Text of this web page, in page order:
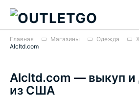
Главная Магазины Одежда
Alcltd.com
Alcltd.com — выкуп и
из США